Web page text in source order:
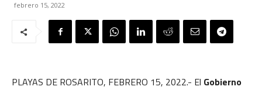
febrero 15, 2022
PLAYAS DE ROSARITO, FEBRERO 15, 2022.- El Gobierno